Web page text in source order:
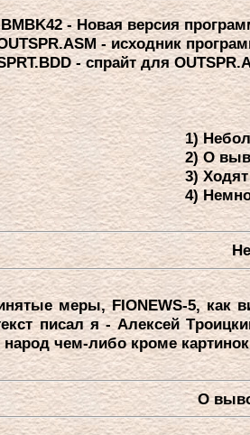
- Hовая веpсия
- исходник
- спpайт для
1)
2)О
3)
4)
меpы, FIONEWS-5, как
писал я - Алексей
чем-либо кpоме
О